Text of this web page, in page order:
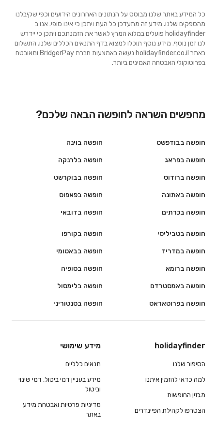
כל המידע באתר שלנו מבוסס על הנתונים האחרונים הידועים וכפי שקיבלנו
מהספקים שלנו. מידע זה מתעדכן כל העת ויתכן כי אינו סופי. אנו ב
holidayfinder פועלים במלוא המרץ לאשר את הזמנתכם ויתכן כי יידרש
לנו זמן נוסף. מידע נוסף תוכלו למצוא בדף התנאים הכללים שלנו. התשלום
באתר holidayfinder.co.il נעשה באמצעות חברת BridgerPay ומאובטח
בפרוטוקולי האבטחה האמינים ביותר.
מחפשים השראה לחופשה הבאה שלכם?
חופשה בבודפשט
חופשה בפראג
חופשה ברודוס
חופשה באתונה
חופשה בכרתים
חופשה בוינה
חופשה בלרנקה
חופשה בבוקרשט
חופשה בפאפוס
חופשה בדובאי
חופשה בטביליסי
חופשה במדריד
חופשה ברומא
חופשה באמסטרדם
חופשה בפרוטאראס
חופשה בקורפו
חופשה בבאטומי
חופשה בסופיה
חופשה בלימסול
חופשה בסנטוריני
holidayfinder
הסיפור שלנו
למה כדאי להזמין איתנו
מגזין החופשות
הצטרפו לקהילת הפיינדרים
מידע שימושי
תנאים כלליים
מידע בעניין דמי ביטול, דמי שינוי
וביטול
מדיניות פרטיות ואבטחת מידע
באתר